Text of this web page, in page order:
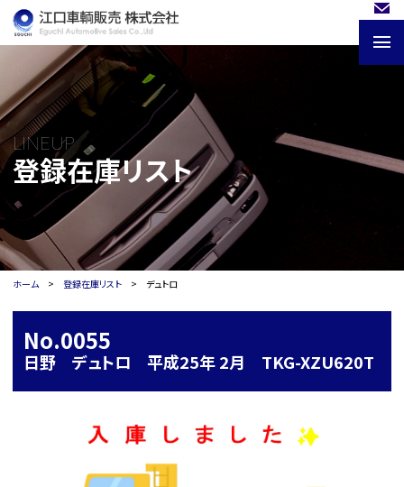
LINEUP
登録在庫リスト
ホーム 登録在庫リスト デュトロ
No.0055
日野 デュトロ 平成25年 2月 TKG-XZU620T